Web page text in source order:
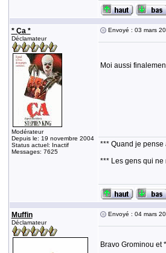
* Ça *
Déclamateur
Modérateur
Depuis le: 19 novembre 2004
Status actuel: Inactif
Messages: 7625
Envoyé : 03 mars
Moi aussi
*** Quand je pense
*** Les gens qui ne
Muffin
Déclamateur
Envoyé : 04 mars
Bravo Grominou et